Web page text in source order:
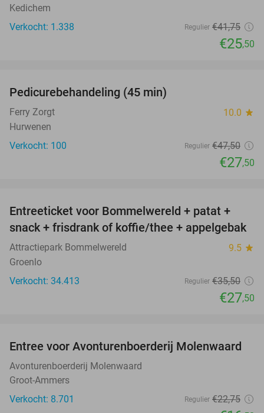
Kedichem
Verkocht: 1.338
Regulier €41,75
€25,50
OUT
Pedicurebehandeling (45 min)
Ferry Zorgt 10.0 star
Hurwenen
Verkocht: 100
Regulier €47,50
€27,50
23%
Entreeticket voor Bommelwereld + patat +
snack + frisdrank of koffie/thee + appelgebak
Attractiepark Bommelwereld 9.5 star
Groenlo
Verkocht: 34.413
Regulier €35,50
€27,50
27%
Entree voor Avonturenboerderij Molenwaard
Avonturenboerderij Molenwaard
Groot-Ammers
Verkocht: 8.701
Regulier €22,75